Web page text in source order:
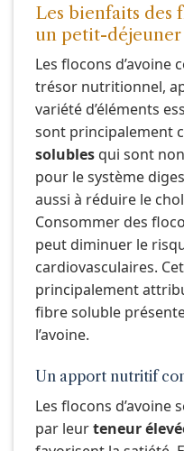
Les bienfaits des
un petit-
Les flocons
trésor nutritionnel,
variété d’éléments
sont principalement
solubles qui sont
pour le système
aussi à réduire le
Consommer des
peut diminuer le
cardiovasculaires.
principalement
fibre soluble
l’avoine.
Un apport nutritif
Les flocons
par leurteneur